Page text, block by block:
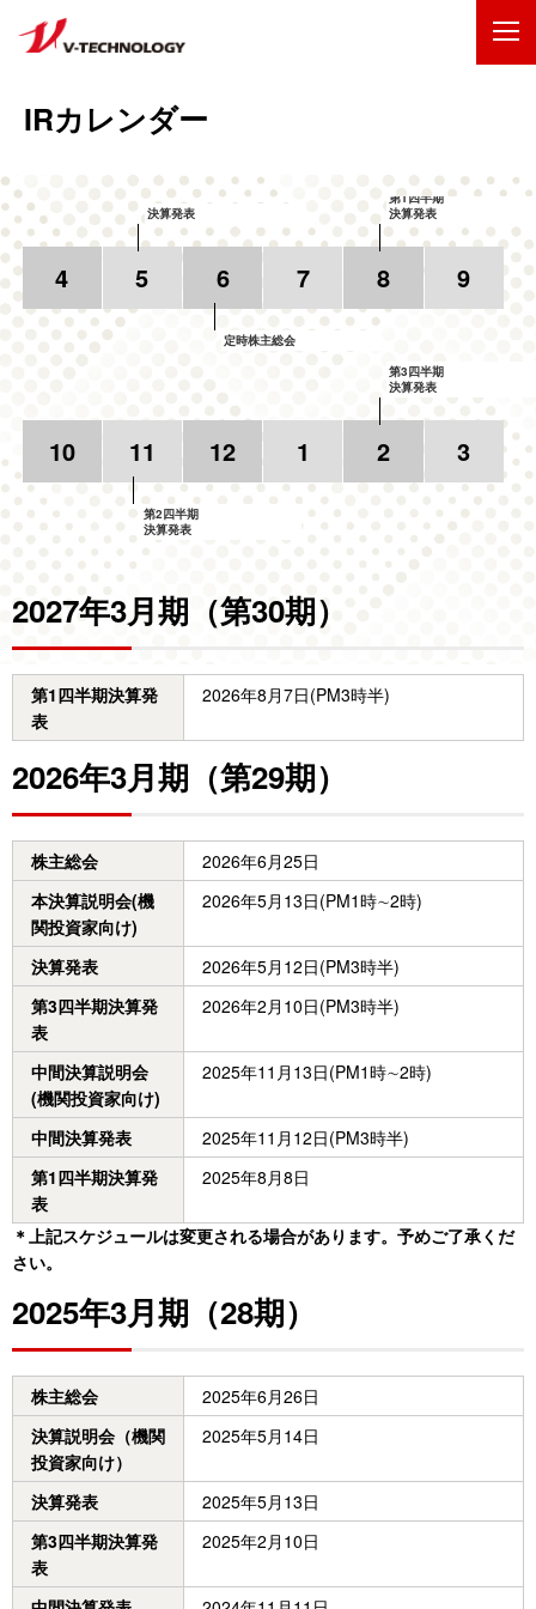
IRカレンダー
4 5
決算発表
6
定時株主総会
7 8
第1四半期
決算発表
9
10 11
第2四半期
決算発表
12 1 2
第3四半期
決算発表
3
2027年3月期（第30期）
第1四半期決算発
表
2026年8月7日(PM3時半)
2026年3月期（第29期）
株主総会
2026年6月25日
本決算説明会(機
関投資家向け)
2026年5月13日(PM1時∼2時)
決算発表
2026年5月12日(PM3時半)
第3四半期決算発
表
2026年2月10日(PM3時半)
中間決算説明会
(機関投資家向け)
2025年11月13日(PM1時∼2時)
中間決算発表
2025年11月12日(PM3時半)
第1四半期決算発
表
2025年8月8日
＊上記スケジュールは変更される場合があります。予めご了承くだ
さい。
2025年3月期（28期）
株主総会
2025年6月26日
決算説明会（機関
投資家向け）
2025年5月14日
決算発表
2025年5月13日
第3四半期決算発
表
2025年2月10日
IR情報
採用情報
技術・開発
お問い合わせ
サイトマップ
ENGLISH